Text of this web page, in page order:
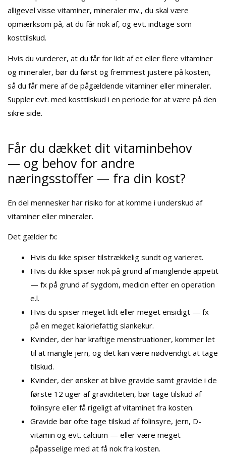
alligevel visse vitaminer, mineraler mv., du skal være
opmærksom på, at du får nok af, og evt. indtage som
kosttilskud.
Hvis du vurderer, at du får for lidt af et eller flere vitaminer
og mineraler, bør du først og fremmest justere på kosten,
så du får mere af de pågældende vitaminer eller mineraler.
Suppler evt. med kosttilskud i en periode for at være på den
sikre side.
Får du dækket dit vitaminbehov
— og behov for andre
næringsstoffer — fra din kost?
En del mennesker har risiko for at komme i underskud af
vitaminer eller mineraler.
Det gælder fx:
Hvis du ikke spiser tilstrækkelig sundt og varieret.
Hvis du ikke spiser nok på grund af manglende appetit
— fx på grund af sygdom, medicin efter en operation
e.l.
Hvis du spiser meget lidt eller meget ensidigt — fx
på en meget kaloriefattig slankekur.
Kvinder, der har kraftige menstruationer, kommer let
til at mangle jern, og det kan være nødvendigt at tage
tilskud.
Kvinder, der ønsker at blive gravide samt gravide i de
første 12 uger af graviditeten, bør tage tilskud af
folinsyre eller få rigeligt af vitaminet fra kosten.
Gravide bør ofte tage tilskud af folinsyre, jern, D-
vitamin og evt. calcium — eller være meget
påpasselige med at få nok fra kosten.